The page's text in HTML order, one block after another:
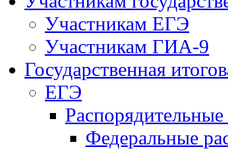
Участникам ЕГЭ
Участникам ГИА-9
Государственная
ЕГЭ
Федеральные